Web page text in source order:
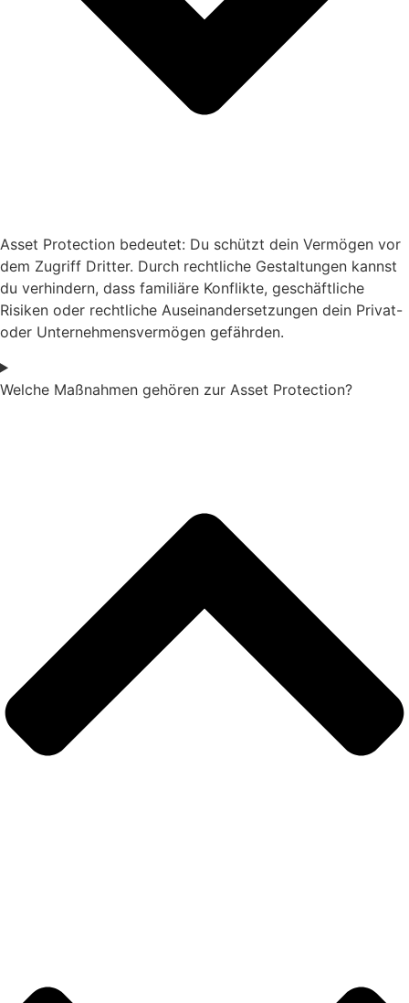
Asset Protection bedeutet: Du schützt dein Vermögen vor
dem Zugriff Dritter. Durch rechtliche Gestaltungen kannst
du verhindern, dass familiäre Konflikte, geschäftliche
Risiken oder rechtliche Auseinandersetzungen dein Privat-
oder Unternehmensvermögen gefährden.
Welche Maßnahmen gehören zur Asset Protection?